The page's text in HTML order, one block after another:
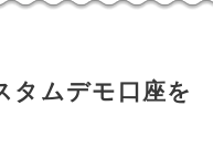
タムデモ口座を